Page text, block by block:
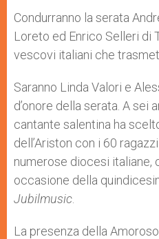
Condurranno la serata
Loreto ed Enrico Selleri di
vescovi italiani che
Saranno Linda Valori e
d’onore della serata. A sei
cantante salentina ha
dell’Ariston con i 60
numerose diocesi italiane,
occasione della
Jubilmusic
La presenza della